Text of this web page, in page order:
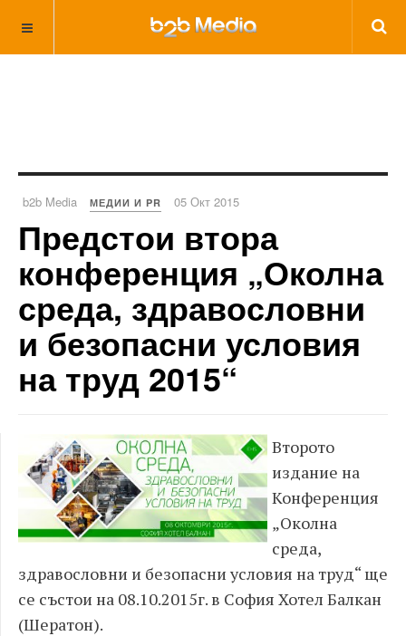
b2b Media МЕДИИ И PR 05 Окт 2015
Предстои втора
конференция „Околна
среда, здравословни
и безопасни условия
на труд 2015“
Второто
издание на
Конференция
„Околна
среда,
здравословни и безопасни условия на труд“ ще
се състои на 08.10.2015г. в София Хотел Балкан
(Шератон).